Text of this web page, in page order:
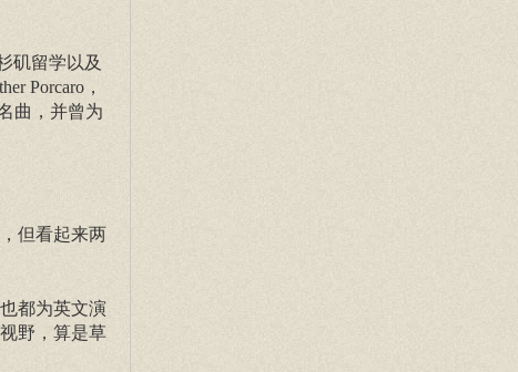
矶留学以及
Porcaro，
曲，并曾为
但看起来两
都为英文演
野，算是草